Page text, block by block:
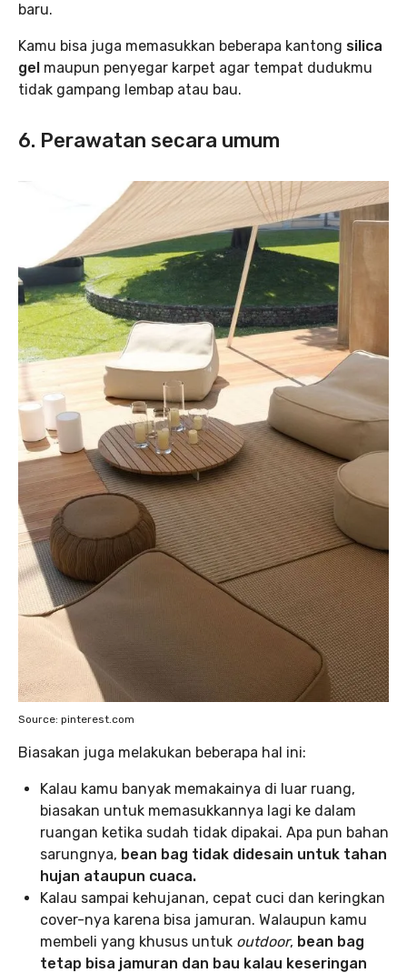
baru.
Kamu bisa juga memasukkan beberapa kantong silica
gel maupun penyegar karpet agar tempat dudukmu
tidak gampang lembap atau bau.
6. Perawatan secara umum
Source: pinterest.com
Biasakan juga melakukan beberapa hal ini:
Kalau kamu banyak memakainya di luar ruang,
biasakan untuk memasukkannya lagi ke dalam
ruangan ketika sudah tidak dipakai. Apa pun bahan
sarungnya, bean bag tidak didesain untuk tahan
hujan ataupun cuaca.
Kalau sampai kehujanan, cepat cuci dan keringkan
cover-nya karena bisa jamuran. Walaupun kamu
membeli yang khusus untuk outdoor, bean bag
tetap bisa jamuran dan bau kalau keseringan